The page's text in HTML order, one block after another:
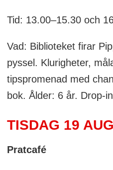
Tid: 13.00–15.30 och
Vad: Biblioteket firar
pyssel. Klurigheter,
tipspromenad med
bok. Ålder: 6 år. Drop-
TISDAG 19
Pratcafé